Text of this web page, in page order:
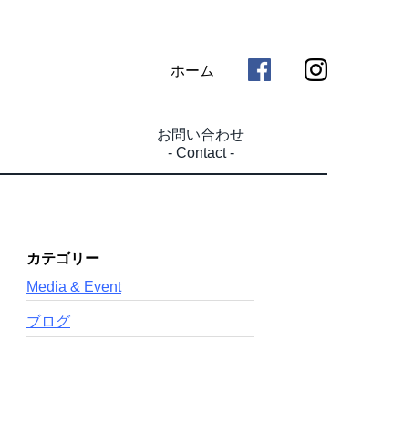
ホーム
お問い合わせ
- Contact -
カテゴリー
Media & Event
ブログ